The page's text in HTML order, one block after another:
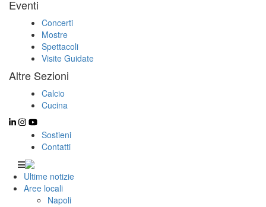
Eventi
Concerti
Mostre
Spettacoli
Visite Guidate
Altre Sezioni
Calcio
Cucina
Sostieni
Contatti
Ultime notizie
Aree locali
Napoli